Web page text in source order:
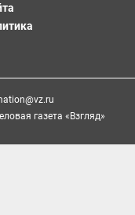
газета «Взгляд»